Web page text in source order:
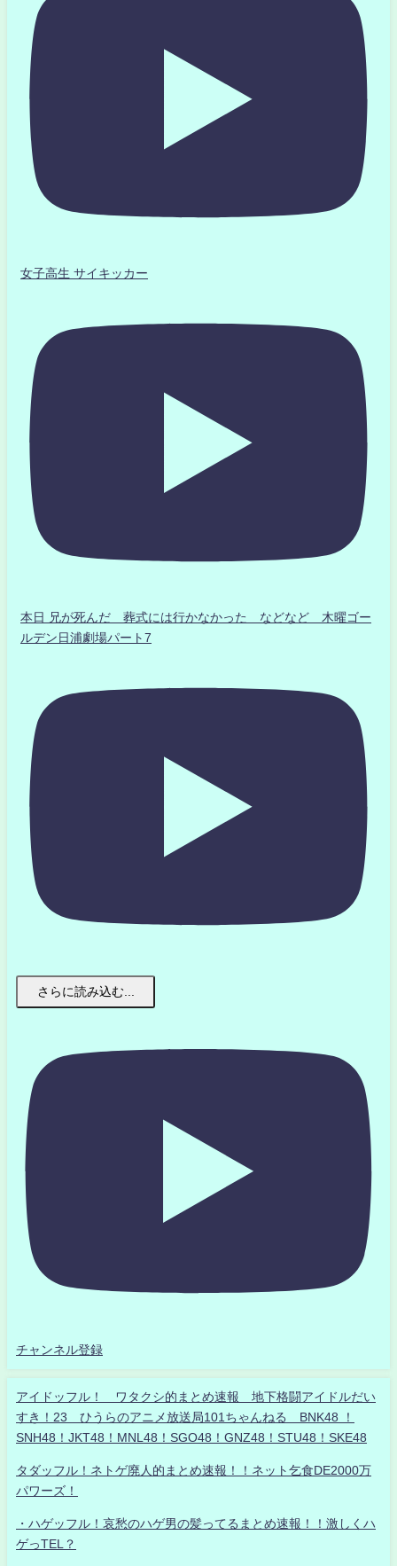
女子高生 サイキッカー
本日 兄が死んだ 葬式には行かなかった などなど 木曜ゴー
ルデン日浦劇場パート7
さらに読み込む...
チャンネル登録
アイドッフル！ ワタクシ的まとめ速報 地下格闘アイドルだい
すき！23 ひうらのアニメ放送局101ちゃんねる BNK48 ！
SNH48！JKT48！MNL48！SGO48！GNZ48！STU48！SKE48
タダッフル！ネトゲ廃人的まとめ速報！！ネット乞食DE2000万
パワーズ！
・ハゲッフル！哀愁のハゲ男の髪ってるまとめ速報！！激しくハ
ゲっTEL？